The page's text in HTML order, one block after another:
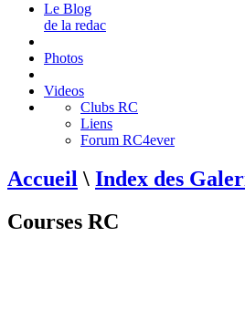
Le Blog
de la redac
Photos
Videos
Clubs RC
Liens
Forum RC4ever
Accueil \ Index des
Courses RC